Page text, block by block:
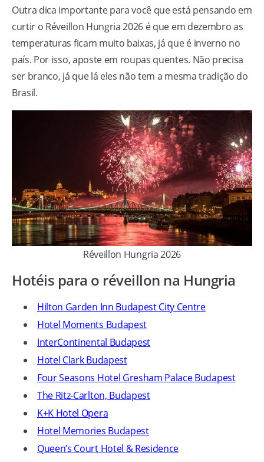
Outra dica importante para você que está pensando em
curtir o Réveillon Hungria 2026 é que em dezembro as
temperaturas ficam muito baixas, já que é inverno no
país. Por isso, aposte em roupas quentes. Não precisa
ser branco, já que lá eles não tem a mesma tradição do
Brasil.
Réveillon Hungria 2026
Hotéis para o réveillon na Hungria
Hilton Garden Inn Budapest City Centre
Hotel Moments Budapest
InterContinental Budapest
Hotel Clark Budapest
Four Seasons Hotel Gresham Palace Budapest
The Ritz-Carlton, Budapest
K+K Hotel Opera
Hotel Memories Budapest
Queen’s Court Hotel & Residence